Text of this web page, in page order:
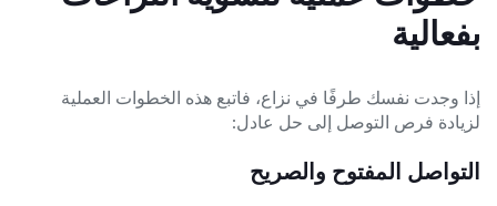
بفعالية
إذا وجدت نفسك طرفًا في نزاع، فاتبع هذه الخطوات العملية
لزيادة فرص التوصل إلى حل عادل:
التواصل المفتوح والصريح